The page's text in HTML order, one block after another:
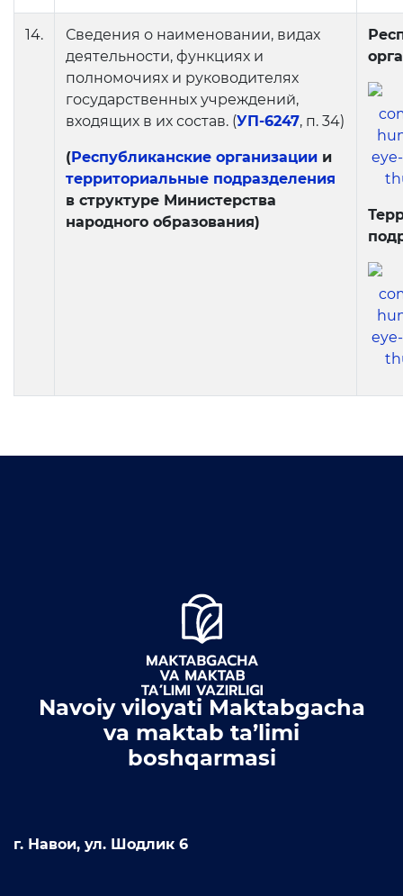
14.
Сведения о наименовании, видах
деятельности, функциях и
полномочиях и руководителях
государственных учреждений,
входящих в их состав. (УП-6247, п. 34)
(Республиканские организации и
территориальные подразделения
в структуре Министерства
народного образования)
Navoiy viloyati Maktabgacha
va maktab ta’limi
boshqarmasi
г. Навои, ул. Шодлик 6